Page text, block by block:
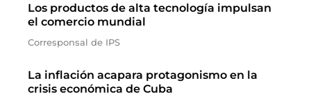
Los productos de alta tecnología impulsan
el comercio mundial
Corresponsal de IPS
La inflación acapara protagonismo en la
crisis económica de Cuba